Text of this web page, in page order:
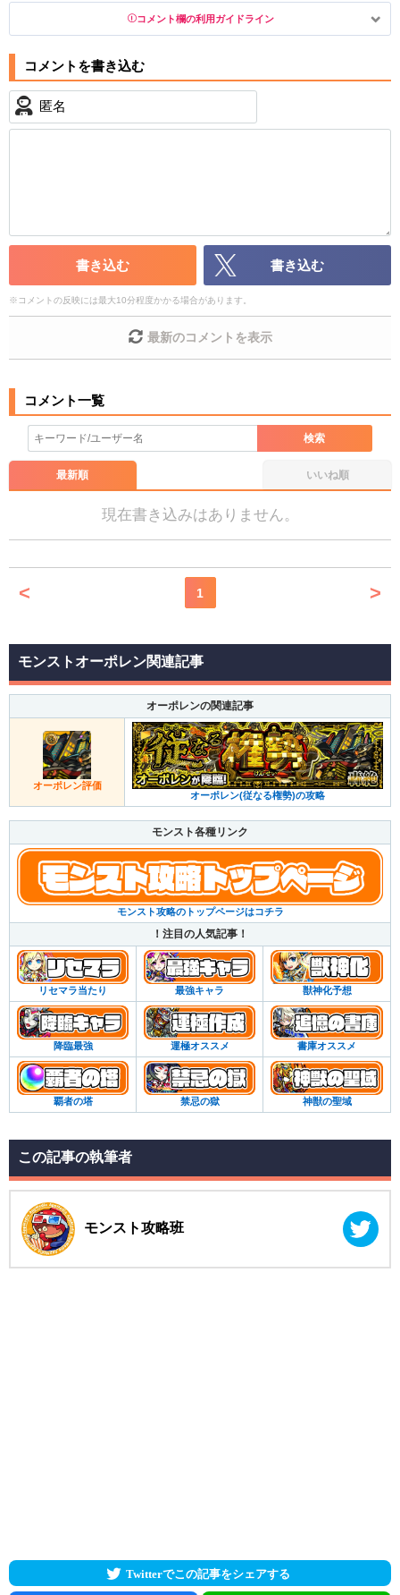
コメント欄の利用ガイドライン
以下の書き込みを禁止とし、場合によってはコメント削除や書き込
み制限を行う可能性がございます。 あらかじめご了承ください。
・公序良俗に反する投稿
・外部サイトへの誘導や宣伝
・アカウントの売買など金銭が絡む内容の投稿
・各ゲームのネタバレを含む内容の投稿
・その他、管理者が不適切と判断した投稿
コメントの削除につきましては下記フォームより申請を
コメントの削除を申請する
応させていただきます。ご了承ください。
※一度削除したコメントは復元ができませんのでご注意
ください。
また、過度な利用規約の違反や、弊社に損害の及ぶ内容の書き込み
で、あらかじめご理解くださいませ。
書き込む 書き込む
※コメントの反映には最大10分程度かかる場合があります。
最新のコメントを表示
検索
最新順 いいね順
現在書き込みはありません。
< 1 >
モンストオーポレン関連記事
オーポレンの関連記事
オーポレン評価
オーポレン(従なる権勢)の攻略
モンスト各種リンク
モンスト攻略のトップページはコチラ
！注目の人気記事！
リセマラ当たり 最強キャラ 獣神化予想
降臨最強 運極オススメ 書庫オススメ
覇者の塔 禁忌の獄 神獣の聖域
この記事の執筆者
モンスト攻略班
Twitterでこの記事をシェアする